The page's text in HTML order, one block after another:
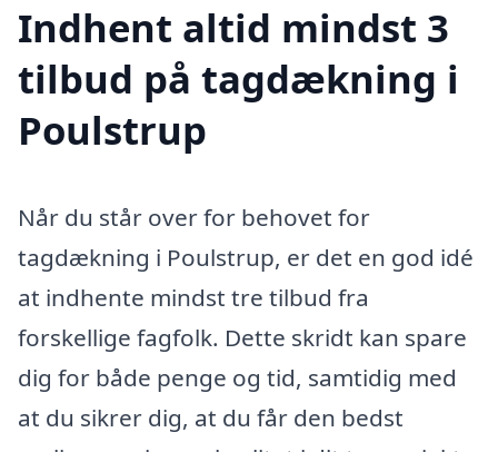
Indhent altid mindst 3
tilbud på tagdækning i
Poulstrup
Når du står over for behovet for
tagdækning i Poulstrup, er det en god idé
at indhente mindst tre tilbud fra
forskellige fagfolk. Dette skridt kan spare
dig for både penge og tid, samtidig med
at du sikrer dig, at du får den bedst